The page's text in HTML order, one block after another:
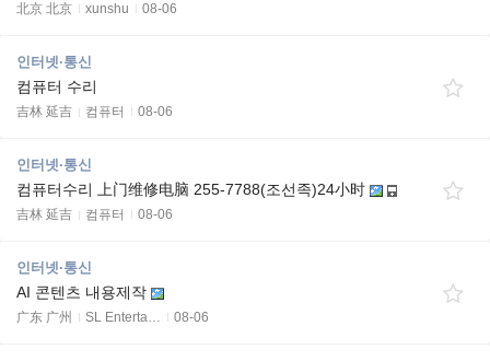
北京 北京 xunshu 08-06
인터넷·통신
컴퓨터 수리
吉林 延吉 컴퓨터 08-06
인터넷·통신
컴퓨터수리 上门维修电脑 255-7788(조선족)24小时
吉林 延吉 컴퓨터 08-06
인터넷·통신
AI 콘텐츠 내용제작
广东 广州 SL Enterta… 08-06